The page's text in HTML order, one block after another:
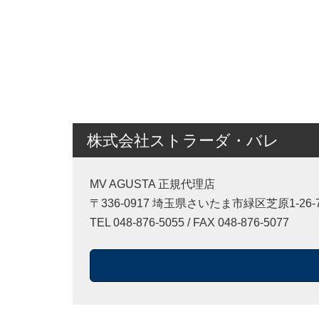
株式会社ストラーダ・バレ
MV AGUSTA 正規代理店
〒336-0917 埼玉県さいたま市緑区芝原1-26-
TEL 048-876-5055 / FAX 048-876-5077